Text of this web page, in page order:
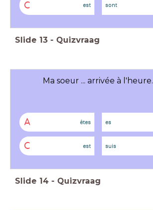
C est sont
Slide 13 - Quizvraag
Ma soeur ... arrivée à l'heure.
A êtes es
C est suis
Slide 14 - Quizvraag